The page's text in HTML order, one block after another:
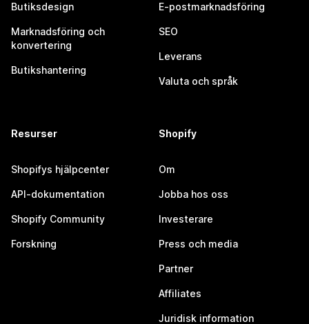
Butiksdesign
Marknadsföring och
konvertering
Butikshantering
E-postmarknadsföring
SEO
Leverans
Valuta och språk
Resurser
Shopifys hjälpcenter
API-dokumentation
Shopify Community
Forskning
Shopify
Om
Jobba hos oss
Investerare
Press och media
Partner
Affiliates
Juridisk information